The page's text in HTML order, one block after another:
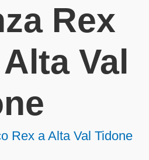
Rex
Val
Rex a Alta Val Tidone